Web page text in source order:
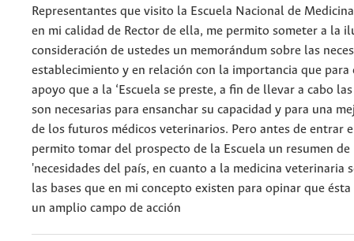
Representantes que visito la Escuela Nacional de
en mi calidad de Rector de ella, me permito someter a la
consideración de ustedes un memorándum sobre las
establecimiento y en relación con la importancia que para
apoyo que a la ‘Escuela se preste, a fin de llevar a cabo
son necesarias para ensanchar su capacidad y para una
de los futuros médicos veterinarios. Pero antes de entrar
permito tomar del prospecto de la Escuela un resumen de
'necesidades del país, en cuanto a la medicina veterinaria
las bases que en mi concepto existen para opinar que
un amplio campo de acción